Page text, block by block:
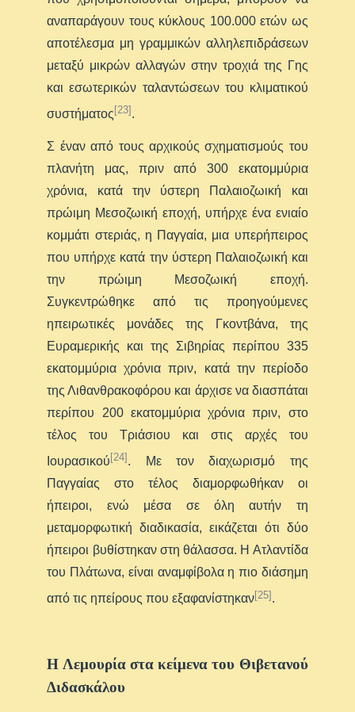
αναπαράγουν τους κύκλους 100.000 ετών ως
αποτέλεσμα μη γραμμικών αλληλεπιδράσεων
μεταξύ μικρών αλλαγών στην τροχιά της Γης
και εσωτερικών ταλαντώσεων του κλιματικού
συστήματος[23].
Σ έναν από τους αρχικούς σχηματισμούς του
πλανήτη μας, πριν από 300 εκατομμύρια
χρόνια, κατά την ύστερη Παλαιοζωική και
πρώιμη Μεσοζωική εποχή, υπήρχε ένα ενιαίο
κομμάτι στεριάς, η Παγγαία, μια υπερήπειρος
που υπήρχε κατά την ύστερη Παλαιοζωική και
την πρώιμη Μεσοζωική εποχή.
Συγκεντρώθηκε από τις προηγούμενες
ηπειρωτικές μονάδες της Γκοντβάνα, της
Ευραμερικής και της Σιβηρίας περίπου 335
εκατομμύρια χρόνια πριν, κατά την περίοδο
της Λιθανθρακοφόρου και άρχισε να διασπάται
περίπου 200 εκατομμύρια χρόνια πριν, στο
τέλος του Τριάσιου και στις αρχές του
Ιουρασικού [24] . Με τον διαχωρισμό της
Παγγαίας στο τέλος διαμορφωθήκαν οι
ήπειροι, ενώ μέσα σε όλη αυτήν τη
μεταμορφωτική διαδικασία, εικάζεται ότι δύο
ήπειροι βυθίστηκαν στη θάλασσα. Η Ατλαντίδα
του Πλάτωνα, είναι αναμφίβολα η πιο διάσημη
από τις ηπείρους που εξαφανίστηκαν[25].
Η Λεμουρία στα κείμενα του Θιβετανού
Διδασκάλου